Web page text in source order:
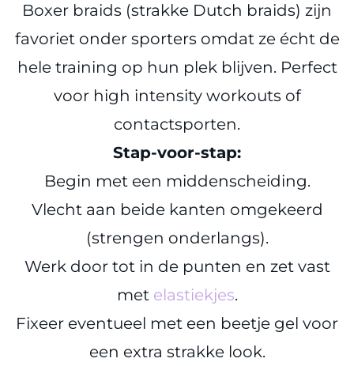
Boxer braids (strakke Dutch braids) zijn
favoriet onder sporters omdat ze écht de
hele training op hun plek blijven. Perfect
voor high intensity workouts of
contactsporten.
Stap-voor-stap:
Begin met een middenscheiding.
Vlecht aan beide kanten omgekeerd
(strengen onderlangs).
Werk door tot in de punten en zet vast
met elastiekjes.
Fixeer eventueel met een beetje gel voor
een extra strakke look.